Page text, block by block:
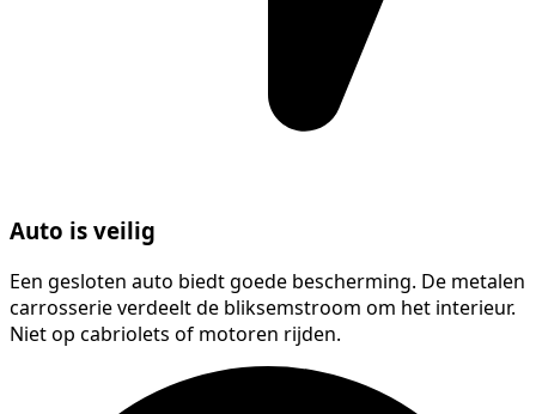
Auto is veilig
Een gesloten auto biedt goede bescherming. De metalen
carrosserie verdeelt de bliksemstroom om het interieur.
Niet op cabriolets of motoren rijden.